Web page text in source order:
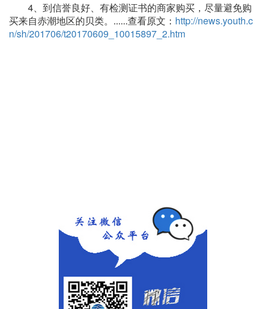
4、到信誉良好、有检测证书的商家购买，尽量避免购
买来自赤潮地区的贝类。......查看原文： http://news.youth.c
n/sh/201706/t20170609_10015897_2.htm